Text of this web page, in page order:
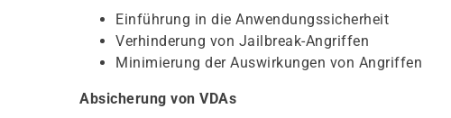
Einführung in die Anwendungssicherheit
Verhinderung von Jailbreak-Angriffen
Minimierung der Auswirkungen von Angriffen
Absicherung von VDAs